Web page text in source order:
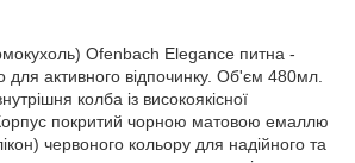
Ofenbach Elegance питна -
для активного відпочинку. Об'єм 480мл.
колба із високоякісної
покритий чорною матовою емаллю
червоного кольору для надійного та